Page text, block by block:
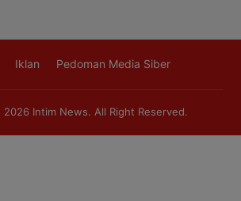
Iklan Pedoman Media Siber
2026 Intim News. All Right Reserved.